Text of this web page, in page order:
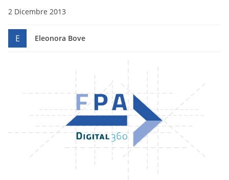
2 Dicembre 2013
E Eleonora Bove